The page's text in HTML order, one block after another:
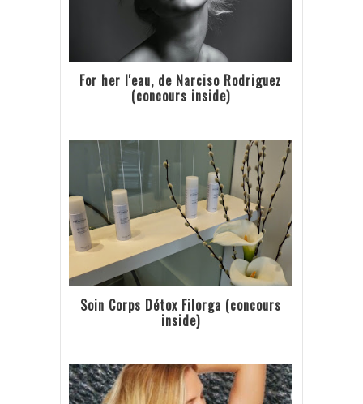
For her l'eau, de Narciso Rodriguez
(concours inside)
Soin Corps Détox Filorga (concours
inside)